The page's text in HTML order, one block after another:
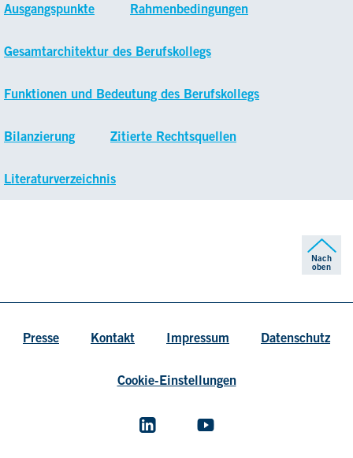
Ausgangspunkte Rahmenbedingungen
Gesamtarchitektur des Berufskollegs
Funktionen und Bedeutung des Berufskollegs
Bilanzierung Zitierte Rechtsquellen
Literaturverzeichnis
Nach
oben
Presse Kontakt Impressum Datenschutz
Cookie-Einstellungen